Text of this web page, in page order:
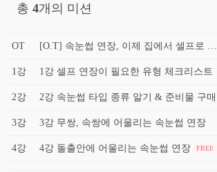
총 4개의 미션
OT
1강 1강 셀프 연장이 필요한 유형 체크리스트
2강 2강 속눈썹 타입 종류 알기 & 준비물 구매
3강 3강 무쌍, 속쌍에 어울리는 속눈썹 연장
4강 4강 돌출안에 어울리는 속눈썹 연장 FREE